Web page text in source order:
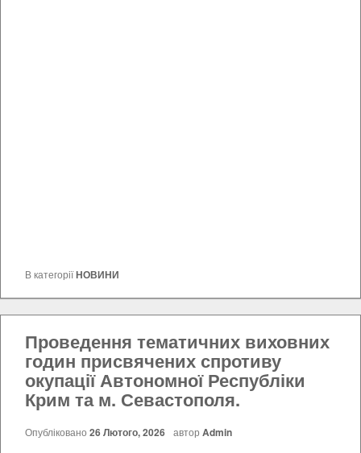
В категоріїНОВИНИ
Проведення тематичних виховних
годин присвячених спротиву
окупації Автономної Республіки
Крим та м. Севастополя.
Опубліковано 26 Лютого, 2026 автор Admin